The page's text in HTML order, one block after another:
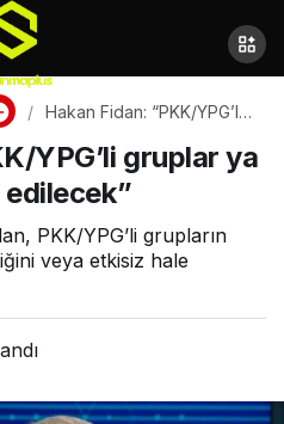
Hakan Fidan: “PKK/YPG’li
imha edilecek”
YPG’li gruplar ya
PKK/YPG’li grupların
veya etkisiz hale